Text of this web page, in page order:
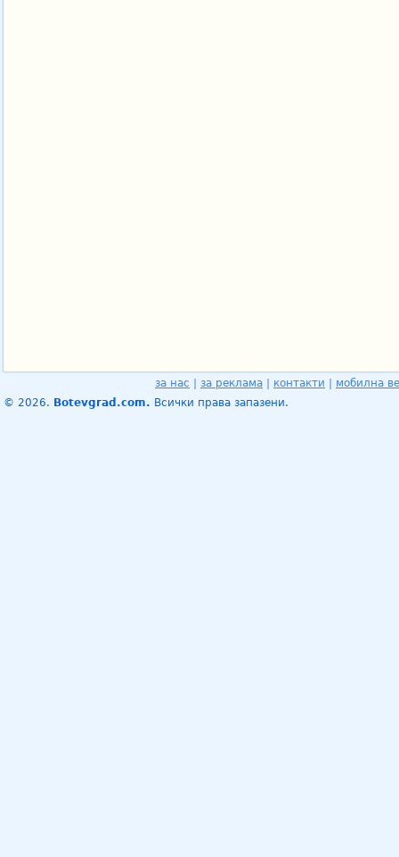
за нас за реклама контакти
мобилна
© 2026. Botevgrad.com. Всички права запазени.